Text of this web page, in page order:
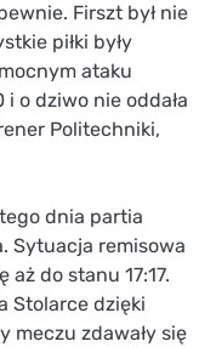
Firszt był nie
piłki były
ataku
i o dziwo nie oddała
Politechniki,
dnia partia
Sytuacja remisowa
do stanu 17:17.
Stolarce dzięki
meczu zdawały się